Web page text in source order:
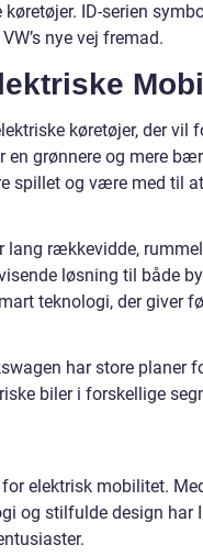
ID-serien
nye vej fremad.
køretøjer, der vil
en grønnere og mere
spillet og være med til at
lang rækkevidde,
løsning til både
teknologi, der giver
har store planer
biler i forskellige
elektrisk mobilitet.
og stilfulde design har